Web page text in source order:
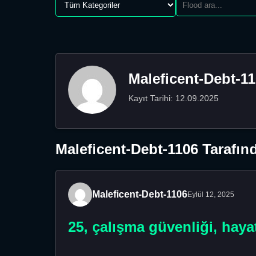
Maleficent-Debt-
Kayıt Tarihi: 12.09.2025
Maleficent-Debt-1106
Maleficent-Debt-1106Eylül 12, 2025
25, çalışma güvenliği,